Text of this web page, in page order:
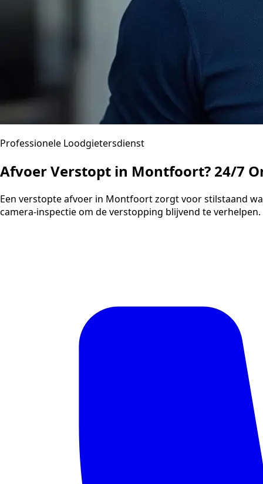
Professionele Loodgietersdienst
Afvoer Verstopt in Montfoort? 24/7
Een verstopte afvoer in Montfoort zorgt voor stilstaand
camera-inspectie om de verstopping blijvend te